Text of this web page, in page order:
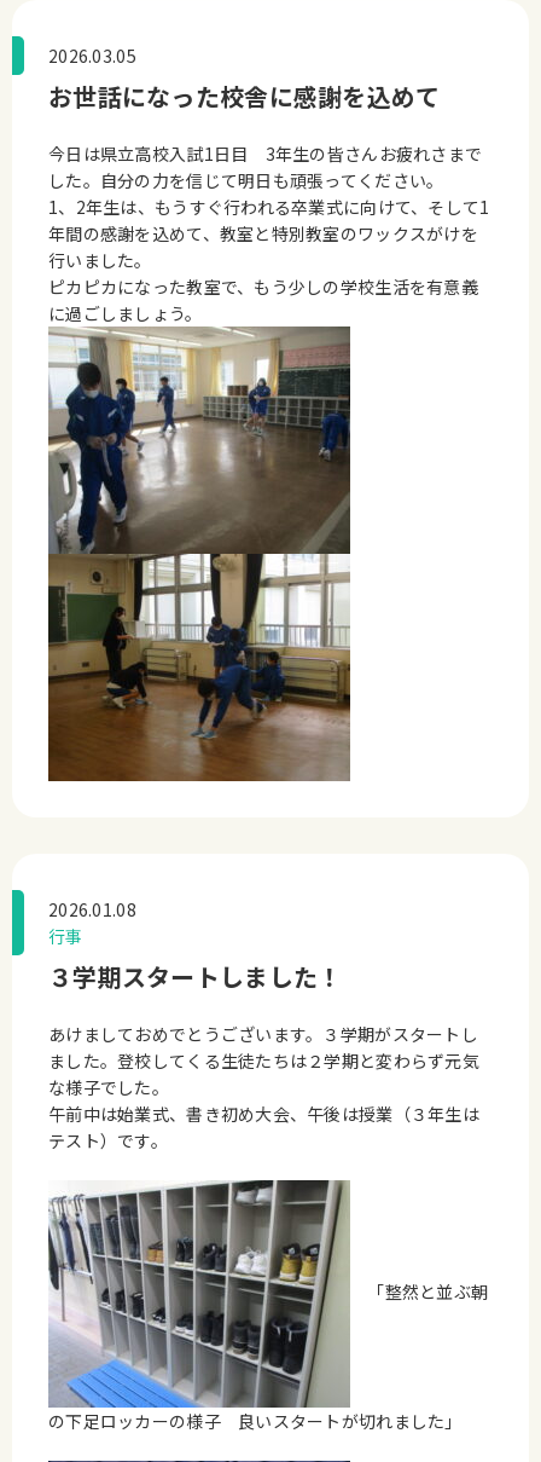
2026.03.05
お世話になった校舎に感謝を込めて
今日は県立高校入試1日目 3年生の皆さんお疲れさまで
した。自分の力を信じて明日も頑張ってください。
1、2年生は、もうすぐ行われる卒業式に向けて、そして1
年間の感謝を込めて、教室と特別教室のワックスがけを
行いました。
ピカピカになった教室で、もう少しの学校生活を有意義
に過ごしましょう。
2026.01.08
行事
３学期スタートしました！
あけましておめでとうございます。３学期がスタートし
ました。登校してくる生徒たちは２学期と変わらず元気
な様子でした。
午前中は始業式、書き初め大会、午後は授業（３年生は
テスト）です。
「整然と並ぶ朝
の下足ロッカーの様子 良いスタートが切れました」